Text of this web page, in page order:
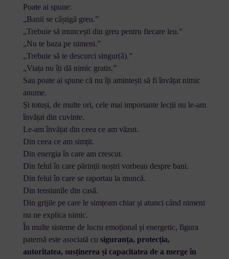
Poate ai spune:
„Banii se câștigă greu.”
„Trebuie să muncești din greu pentru fiecare leu.”
„Nu te baza pe nimeni.”
„Trebuie să te descurci singur(ă).”
„Viața nu îți dă nimic gratis.”
Sau poate ai spune că nu îți amintești să fi învățat nimic
anume.
Și totuși, de multe ori, cele mai importante lecții nu le-am
învățat din cuvinte.
Le-am învățat din ceea ce am văzut.
Din ceea ce am simțit.
Din energia în care am crescut.
Din felul în care părinții noștri vorbeau despre bani.
Din felul în care se raportau la muncă.
Din tensiunile din casă.
Din grijile pe care le simțeam chiar și atunci când nimeni
nu ne explica nimic.
În multe sisteme de lucru emoțional și energetic, figura
paternă este asociată cu siguranța, protecția,
autoritatea, susținerea și capacitatea de a merge în